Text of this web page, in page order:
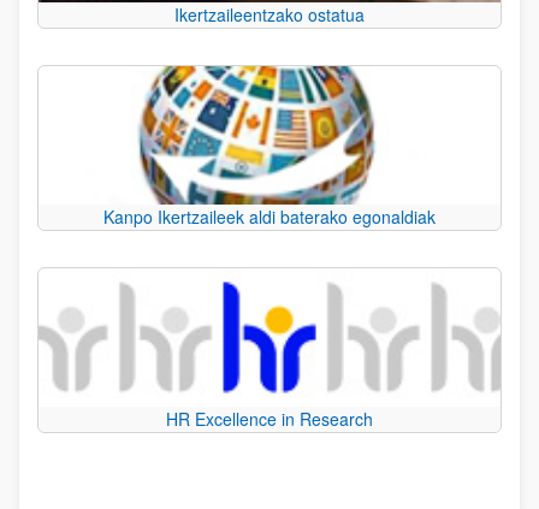
Ikertzaileentzako ostatua
Kanpo Ikertzaileek aldi baterako egonaldiak
HR Excellence in Research